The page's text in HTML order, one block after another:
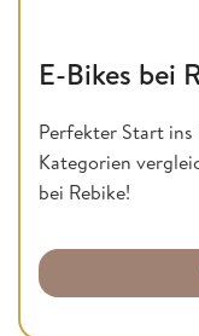
E-Bikes bei
Perfekter Start ins
Kategorien
bei Rebike!